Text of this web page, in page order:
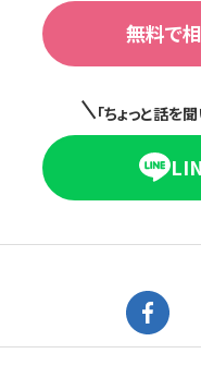
無料で
「ちょっと話を